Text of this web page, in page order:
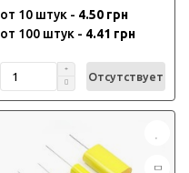
от 10 штук - 4.50 грн
от 100 штук - 4.41 грн
Отсутствует